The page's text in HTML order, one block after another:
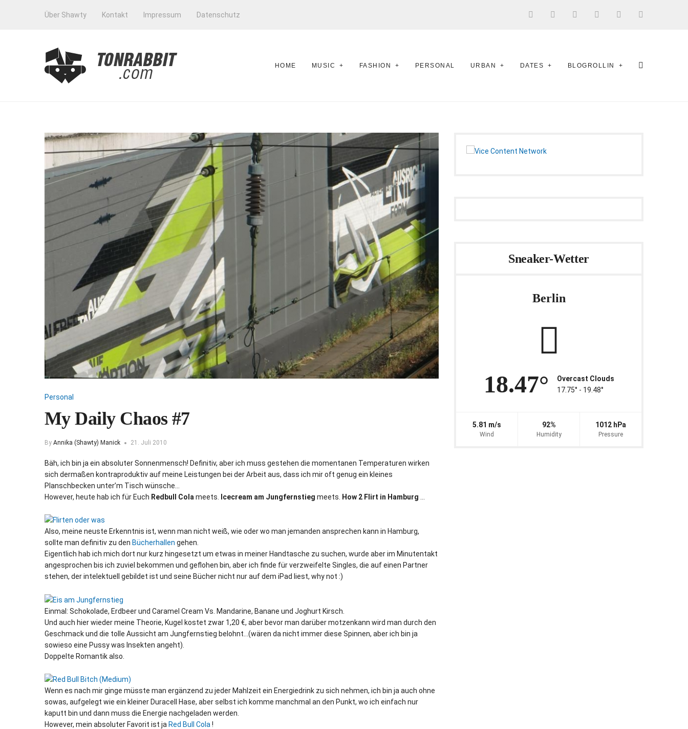
Über Shawty Kontakt Impressum Datenschutz
HOME MUSIC FASHION PERSONAL URBAN DATES BLOGROLLIN
Personal
My Daily Chaos #7
By Annika (Shawty) Manick 21. Juli 2010
Bäh, ich bin ja ein absoluter Sonnenmensch! Definitiv, aber ich muss gestehen die momentanen Temperaturen wirken
sich dermaßen kontraproduktiv auf meine Leistungen bei der Arbeit aus, dass ich mir oft genug ein kleines
Planschbecken unter’m Tisch wünsche…
However, heute hab ich für Euch Redbull Cola meets. Icecream am Jungfernstieg meets. How 2 Flirt in Hamburg
Also, meine neuste Erkenntnis ist, wenn man nicht weiß, wie oder wo man jemanden ansprechen kann in Hamburg,
sollte man definitiv zu den Bücherhallen gehen.
Eigentlich hab ich mich dort nur kurz hingesetzt um etwas in meiner Handtasche zu suchen, wurde aber im Minutentakt
angesprochen bis ich zuviel bekommen und geflohen bin, aber ich finde für verzweifelte Singles, die auf einen Partner
stehen, der intelektuell gebildet ist und seine Bücher nicht nur auf dem iPad liest, why not :)
Einmal: Schokolade, Erdbeer und Caramel Cream Vs. Mandarine, Banane und Joghurt Kirsch.
Und auch hier wieder meine Theorie, Kugel kostet zwar 1,20 €, aber bevor man darüber motzenkann wird man durch den
Geschmack und die tolle Aussicht am Jungfernstieg belohnt…(wären da nicht immer diese Spinnen, aber ich bin ja
sowieso eine Pussy was Insekten angeht).
Doppelte Romantik also.
Wenn es nach mir ginge müsste man ergänzend zu jeder Mahlzeit ein Energiedrink zu sich nehmen, ich bin ja auch ohne
sowas, aufgelegt wie ein kleiner Duracell Hase, aber selbst ich komme manchmal an den Punkt, wo ich einfach nur
kaputt bin und dann muss die Energie nachgeladen werden.
However, mein absoluter Favorit ist ja Red Bull Cola !
Sneaker-Wetter
Berlin
18.47°
Overcast Clouds
17.75° ‐ 19.48°
5.81 m/s
Wind
92%
Humidity
1012 hPa
Pressure